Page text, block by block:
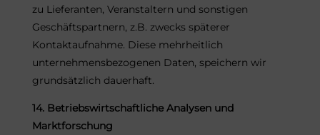
zu Lieferanten, Veranstaltern und sonstigen
Geschäftspartnern, z.B. zwecks späterer
Kontaktaufnahme. Diese mehrheitlich
unternehmensbezogenen Daten, speichern wir
grundsätzlich dauerhaft.
14. Betriebswirtschaftliche Analysen und
Marktforschung